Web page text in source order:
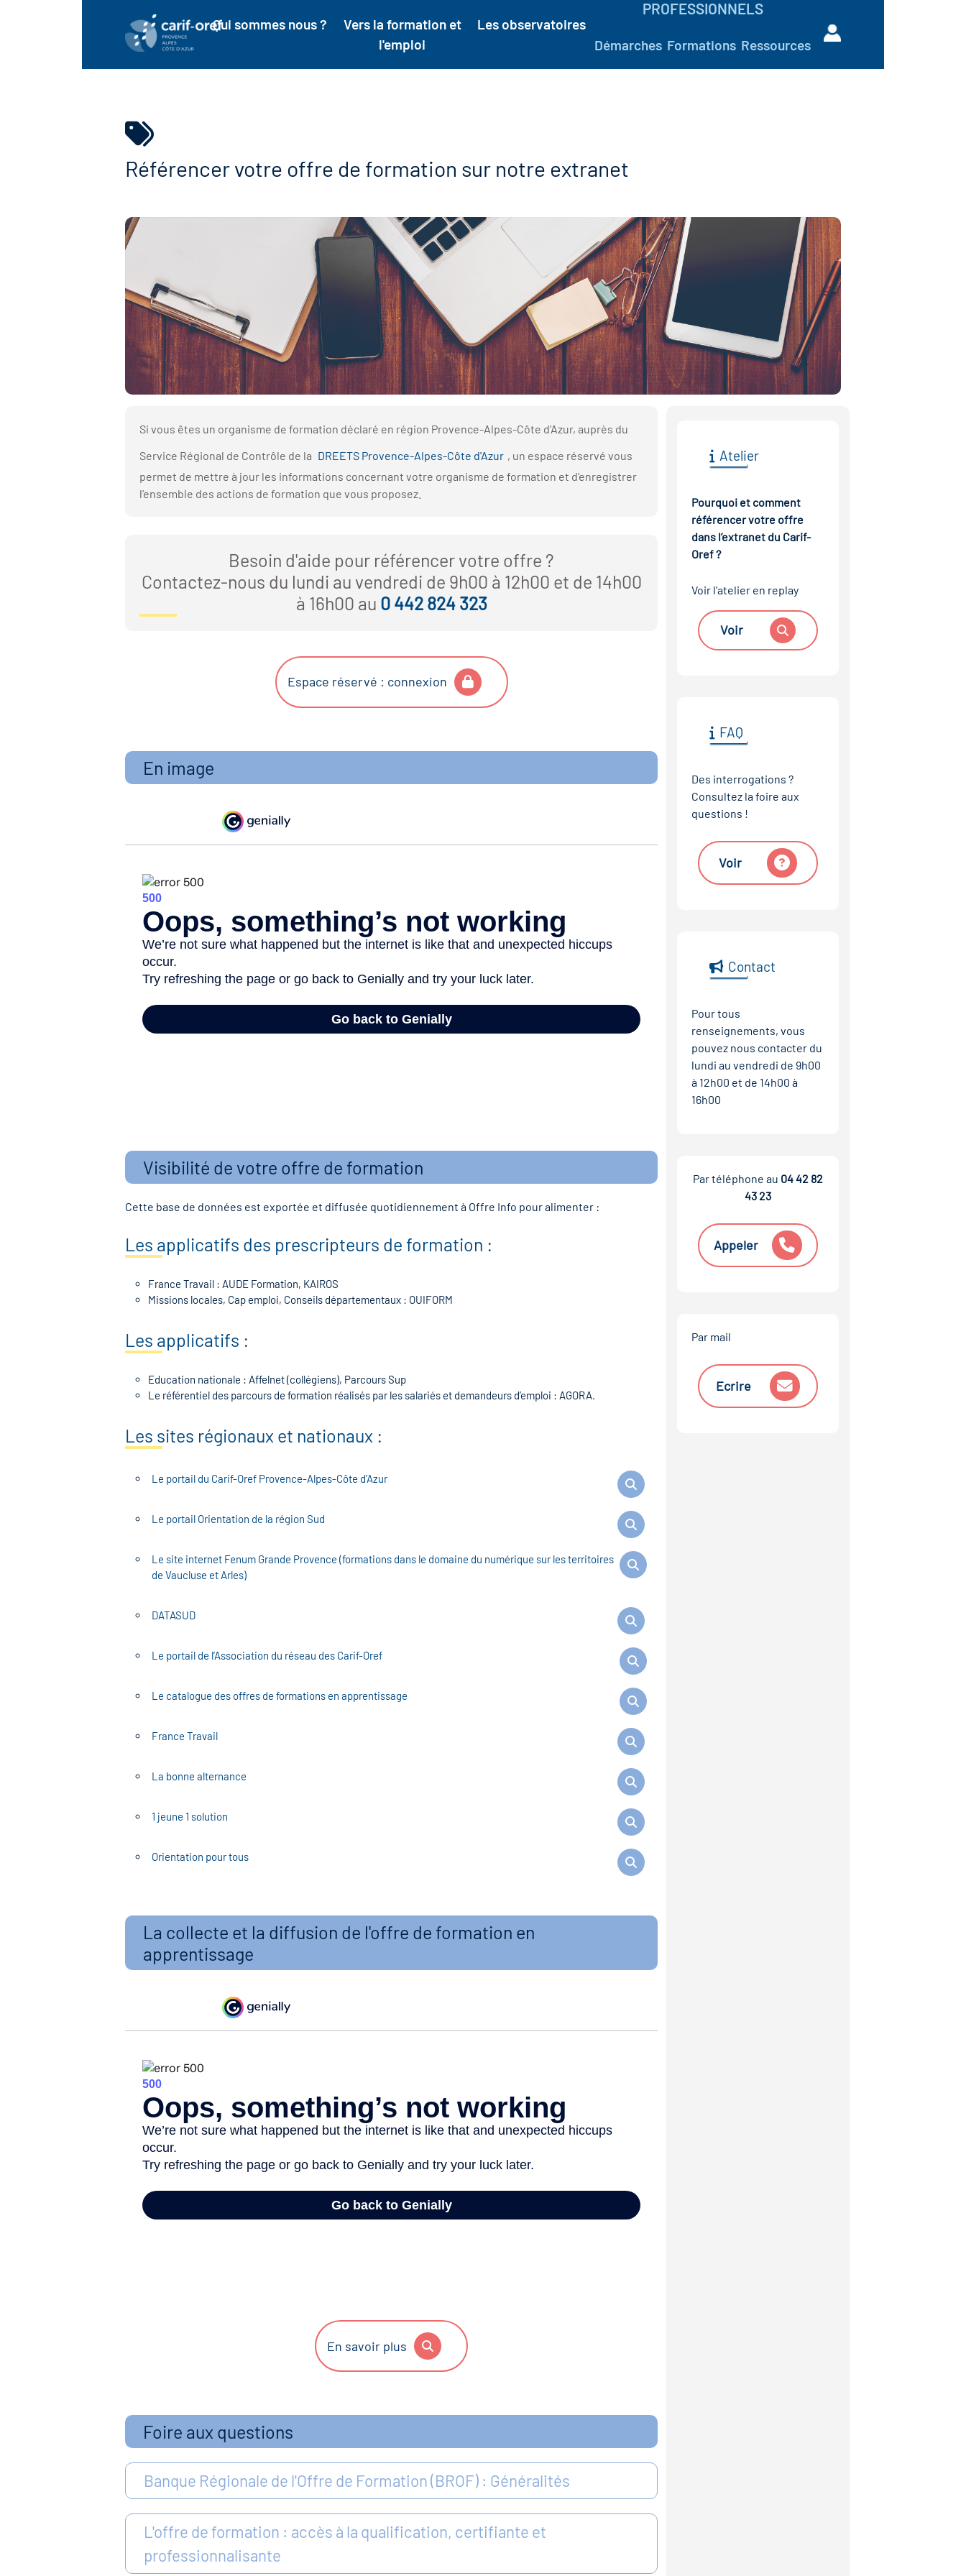
Qui sommes nous ?
Vers la formation et
l'emploi
Les observatoires
PROFESSIONNELS
Démarches Formations Ressources
Référencer votre offre de formation sur notre extranet
Si vous êtes un organisme de formation déclaré en région Provence-Alpes-Côte d’Azur, auprès du
Service Régional de Contrôle de la DREETS Provence-Alpes-Côte d'Azur , un espace réservé vous
permet de mettre à jour les informations concernant votre organisme de formation et d’enregistrer
l’ensemble des actions de formation que vous proposez.
Besoin d'aide pour référencer votre offre ?
Contactez-nous du lundi au vendredi de 9h00 à 12h00 et de 14h00
à 16h00 au 0 442 824 323
Espace réservé : connexion
En image
Visibilité de votre offre de formation
Cette base de données est exportée et diffusée quotidiennement à Offre Info pour alimenter :
Les applicatifs des prescripteurs de formation :
France Travail : AUDE Formation, KAIROS
Missions locales, Cap emploi, Conseils départementaux : OUIFORM
Les applicatifs :
Education nationale : Affelnet (collégiens), Parcours Sup
Le référentiel des parcours de formation réalisés par les salariés et demandeurs d’emploi : AGORA.
Les sites régionaux et nationaux :
Le portail du Carif-Oref Provence-Alpes-Côte d’Azur
Le portail Orientation de la région Sud
Le site internet Fenum Grande Provence (formations dans le domaine du numérique sur les territoires
de Vaucluse et Arles)
DATASUD
Le portail de l’Association du réseau des Carif-Oref
Le catalogue des offres de formations en apprentissage
France Travail
La bonne alternance
1 jeune 1 solution
Orientation pour tous
La collecte et la diffusion de l'offre de formation en
apprentissage
En savoir plus
Foire aux questions
Banque Régionale de l'Offre de Formation (BROF) : Généralités
L'offre de formation : accès à la qualification, certifiante et
professionnalisante
Atelier
Pourquoi et comment
référencer votre offre
dans l’extranet du Carif-
Oref ?
Voir l'atelier en replay
Voir
FAQ
Des interrogations ?
Consultez la foire aux
questions !
Voir
Contact
Pour tous
renseignements, vous
pouvez nous contacter du
lundi au vendredi de 9h00
à 12h00 et de 14h00 à
16h00
Par téléphone au 04 42 82
43 23
Appeler
Par mail
Ecrire